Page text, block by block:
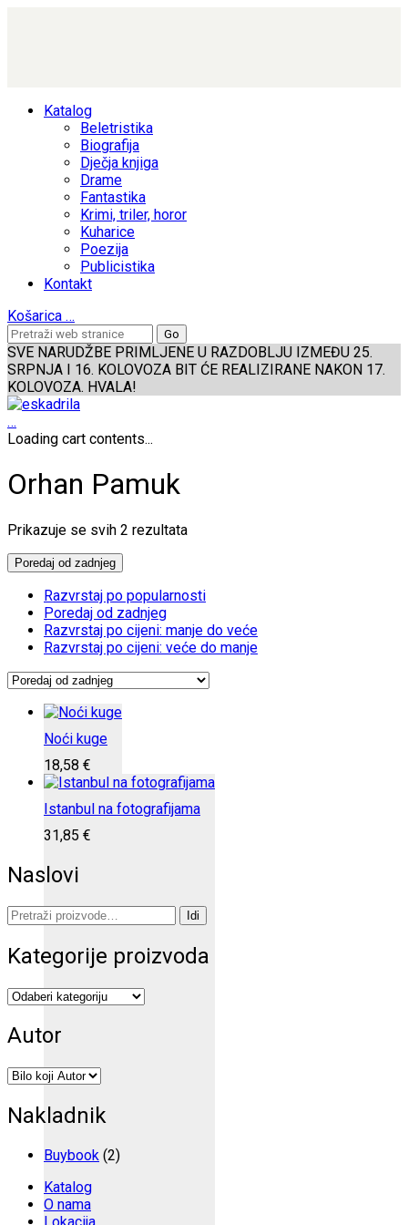
Katalog
Beletristika
Biografija
Dječja knjiga
Drame
Fantastika
Krimi, triler, horor
Kuharice
Poezija
Publicistika
Kontakt
Košarica …
SVE NARUDŽBE PRIMLJENE U RAZDOBLJU IZMEĐU 25.
SRPNJA I 16. KOLOVOZA BIT ĆE REALIZIRANE NAKON 17.
KOLOVOZA. HVALA!
…
Loading cart contents...
Orhan Pamuk
Prikazuje se svih 2 rezultataPoredano
Poredaj od zadnjeg
Razvrstaj po popularnosti
Poredaj od zadnjeg
Razvrstaj po cijeni: manje do veće
Razvrstaj po cijeni: veće do manje
Noći kuge
18,58 €
Istanbul na fotografijama
31,85 €
Naslovi
Pretraži: Idi
Kategorije proizvoda
Autor
Nakladnik
Buybook (2)
Katalog
O nama